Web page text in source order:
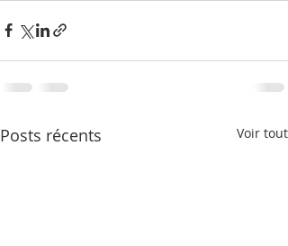
Posts récents Voir tout